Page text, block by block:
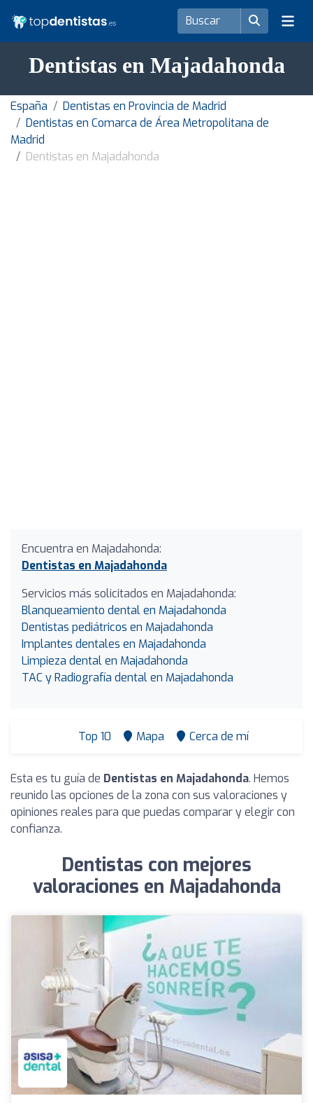
Dentistas en Majadahonda
España
Dentistas en Provincia de Madrid
Dentistas en Comarca de Área Metropolitana de
Madrid
Dentistas en Majadahonda
Encuentra en Majadahonda:
Dentistas en Majadahonda
Servicios más solicitados en Majadahonda:
Blanqueamiento dental en Majadahonda
Dentistas pediátricos en Majadahonda
Implantes dentales en Majadahonda
Limpieza dental en Majadahonda
TAC y Radiografía dental en Majadahonda
Top 10 Mapa Cerca de mí
Esta es tu guía de Dentistas en Majadahonda. Hemos
reunido las opciones de la zona con sus valoraciones y
opiniones reales para que puedas comparar y elegir con
confianza.
Dentistas con mejores
valoraciones en Majadahonda